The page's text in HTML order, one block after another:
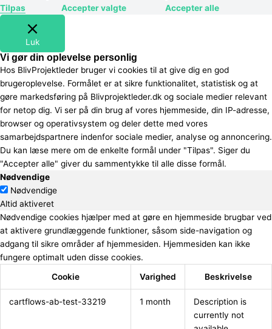
Tilpas
Accepter valgte Accepter alle
Luk
Vi gør din oplevelse personlig
Hos BlivProjektleder bruger vi cookies til at give dig en god
brugeroplevelse. Formålet er at sikre funktionalitet, statistisk og at
gøre markedsføring på Blivprojektleder.dk og sociale medier relevant
for netop dig. Vi ser på din brug af vores hjemmeside, din IP-adresse,
browser og operativsystem og deler dette med vores
samarbejdspartnere indenfor sociale medier, analyse og annoncering.
Du kan læse mere om de enkelte formål under "Tilpas". Siger du
"Accepter alle" giver du sammentykke til alle disse formål.
Nødvendige
Nødvendige
Altid aktiveret
Nødvendige cookies hjælper med at gøre en hjemmeside brugbar ved
at aktivere grundlæggende funktioner, såsom side-navigation og
adgang til sikre områder af hjemmesiden. Hjemmesiden kan ikke
fungere optimalt uden disse cookies.
Cookie
Varighed Beskrivelse
cartflows-ab-test-33219 1 month
Description is
currently not